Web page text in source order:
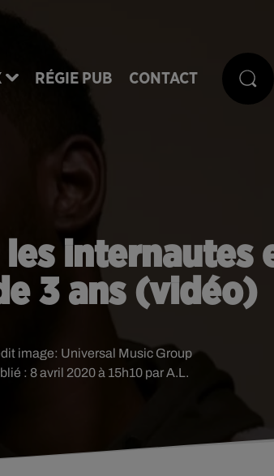
RÉGIE PUB CONTACT
internautes
3 ans (vidéo)
: 8 avril 2020 à 15h10 par A.L.
image: Universal Music Group